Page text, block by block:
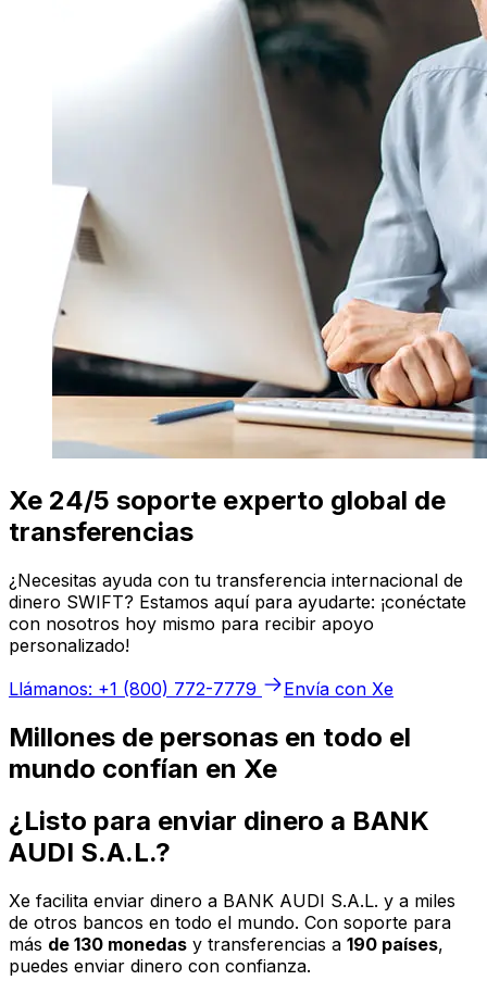
Xe 24/5 soporte experto global de
transferencias
¿Necesitas ayuda con tu transferencia internacional de
dinero SWIFT? Estamos aquí para ayudarte: ¡conéctate
con nosotros hoy mismo para recibir apoyo
personalizado!
Llámanos: +1 (800) 772-7779
Envía con Xe
Millones de personas en todo el
mundo confían en Xe
¿Listo para enviar dinero a BANK
AUDI S.A.L.?
Xe facilita enviar dinero a BANK AUDI S.A.L. y a miles
de otros bancos en todo el mundo. Con soporte para
más de 130 monedas y transferencias a 190 países,
puedes enviar dinero con confianza.